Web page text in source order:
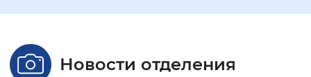
Стандартный Увеличенный
Новости отделения